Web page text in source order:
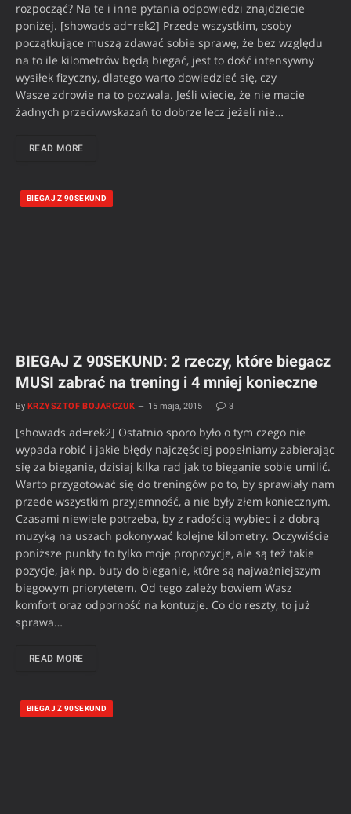
rozpocząć? Na te i inne pytania odpowiedzi znajdziecie
poniżej. [showads ad=rek2] Przede wszystkim, osoby
początkujące muszą zdawać sobie sprawę, że bez względu
na to ile kilometrów będą biegać, jest to dość intensywny
wysiłek fizyczny, dlatego warto dowiedzieć się, czy
Wasze zdrowie na to pozwala. Jeśli wiecie, że nie macie
żadnych przeciwwskazań to dobrze lecz jeżeli nie…
READ MORE
BIEGAJ Z 90SEKUND
BIEGAJ Z 90SEKUND: 2 rzeczy, które biegacz
MUSI zabrać na trening i 4 mniej konieczne
By KRZYSZTOF BOJARCZUK 15 maja, 2015 3
[showads ad=rek2] Ostatnio sporo było o tym czego nie
wypada robić i jakie błędy najczęściej popełniamy zabierając
się za bieganie, dzisiaj kilka rad jak to bieganie sobie umilić.
Warto przygotować się do treningów po to, by sprawiały nam
przede wszystkim przyjemność, a nie były złem koniecznym.
Czasami niewiele potrzeba, by z radością wybiec i z dobrą
muzyką na uszach pokonywać kolejne kilometry. Oczywiście
poniższe punkty to tylko moje propozycje, ale są też takie
pozycje, jak np. buty do bieganie, które są najważniejszym
biegowym priorytetem. Od tego zależy bowiem Wasz
komfort oraz odporność na kontuzje. Co do reszty, to już
sprawa…
READ MORE
BIEGAJ Z 90SEKUND